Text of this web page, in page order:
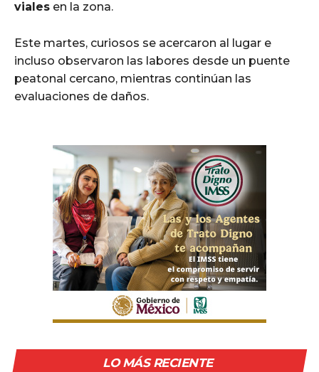
viales en la zona.
Este martes, curiosos se acercaron al lugar e
incluso observaron las labores desde un puente
peatonal cercano, mientras continúan las
evaluaciones de daños.
LO MÁS RECIENTE